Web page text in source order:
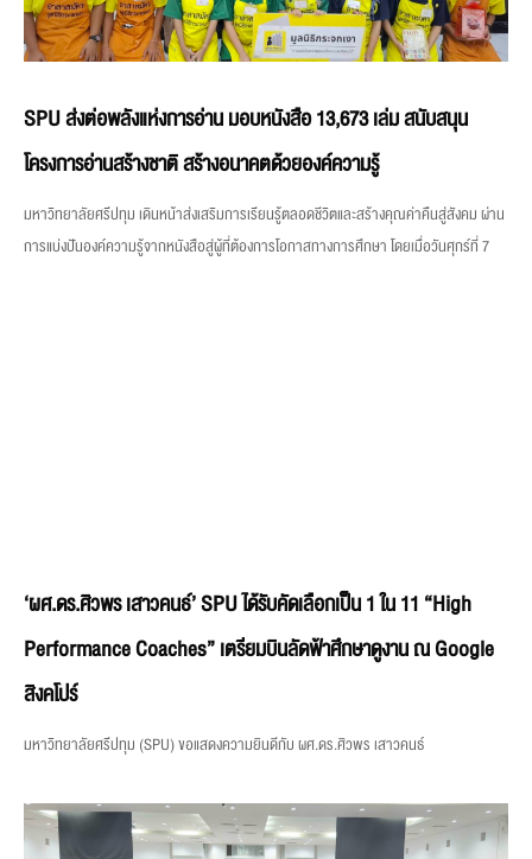
SPU ส่งต่อพลังแห่งการอ่าน มอบหนังสือ 13,673 เล่ม สนับสนุน
โครงการอ่านสร้างชาติ สร้างอนาคตด้วยองค์ความรู้
มหาวิทยาลัยศรีปทุม เดินหน้าส่งเสริมการเรียนรู้ตลอดชีวิตและสร้างคุณค่าคืนสู่สังคม ผ่าน
การแบ่งปันองค์ความรู้จากหนังสือสู่ผู้ที่ต้องการโอกาสทางการศึกษา โดยเมื่อวันศุกร์ที่ 7
‘ผศ.ดร.ศิวพร เสาวคนธ์’ SPU ได้รับคัดเลือกเป็น 1 ใน 11 “High
Performance Coaches” เตรียมบินลัดฟ้าศึกษาดูงาน ณ Google
สิงคโปร์
มหาวิทยาลัยศรีปทุม (SPU) ขอแสดงความยินดีกับ ผศ.ดร.ศิวพร เสาวคนธ์